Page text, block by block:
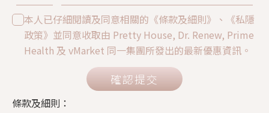
本人已仔細閱讀及同意相關的《條款及細則》、《私隱
政策》並同意收取由 Pretty House, Dr. Renew, Prime
Health 及 vMarket 同一集團所發出的最新優惠資訊。
確認提交
條款及細則：